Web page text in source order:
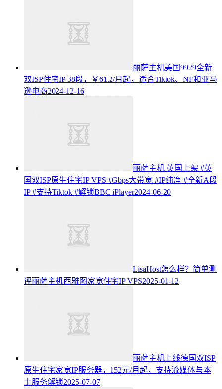
丽萨主机美国9929全新
双ISP住宅IP 38段，￥61.2/月起，适合Tiktok、NF和亚马
逊电商2024-12-16
丽萨主机 英国上架 #英
国双ISP原生住宅IP VPS #Gbps大带宽 #IP纯净 #全新A段
IP #支持Tiktok #解锁BBC iPlayer2024-06-20
LisaHost怎么样？简单测
评丽萨主机西雅图家宽住宅IP VPS2025-01-12
丽萨主机上线德国双ISP
原生住宅家宽IP服务器，152元/月起，支持流媒体与本
土服务解锁2025-07-07